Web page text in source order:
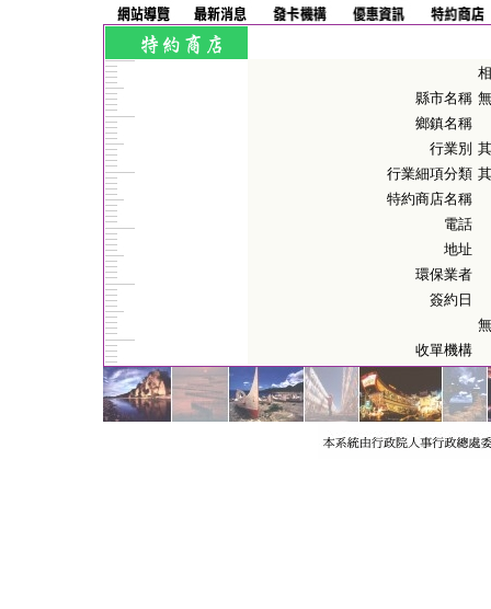
縣市名稱 無
鄉鎮名稱
行業別
行業細項分類
特約商店名稱
電話
地址
環保業者
簽約日
無
收單機構